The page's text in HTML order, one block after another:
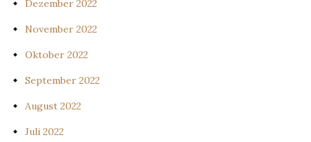
Dezember 2022
November 2022
Oktober 2022
September 2022
August 2022
Juli 2022